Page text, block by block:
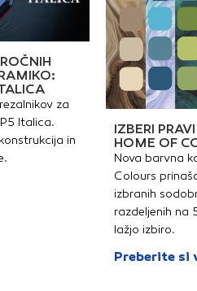
za
Italica.
in
IZBERI
HOME OF
Nova barvna
Colours
izbranih
razdeljenih na
lažjo izbiro.
Preberite si